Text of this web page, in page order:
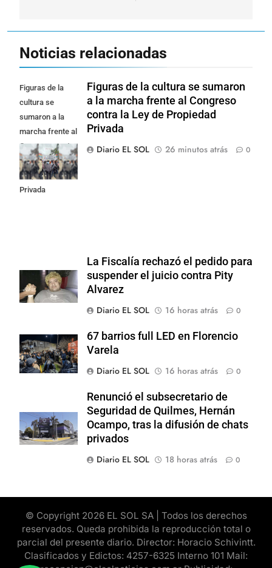
Noticias relacionadas
Figuras de la
cultura se
sumaron a la
marcha frente al
Congreso contra
la Ley de
Propiedad
Privada
Figuras de la cultura se sumaron
a la marcha frente al Congreso
contra la Ley de Propiedad
Privada
Diario EL SOL
26 minutos atrás 0
La Fiscalía rechazó el pedido para
suspender el juicio contra Pity
Alvarez
Diario EL SOL
16 horas atrás 0
67 barrios full LED en Florencio
Varela
Diario EL SOL
16 horas atrás 0
Renunció el subsecretario de
Seguridad de Quilmes, Hernán
Ocampo, tras la difusión de chats
privados
Diario EL SOL
18 horas atrás 0
© Copyright 2026 EL SOL SA | Todos los derechos
reservados. Queda prohibida la reproducción total o
parcial del presente diario. Director: Horacio Schivintt.
Clasificados y Edictos: 4257-6325 Interno 101 Mail: